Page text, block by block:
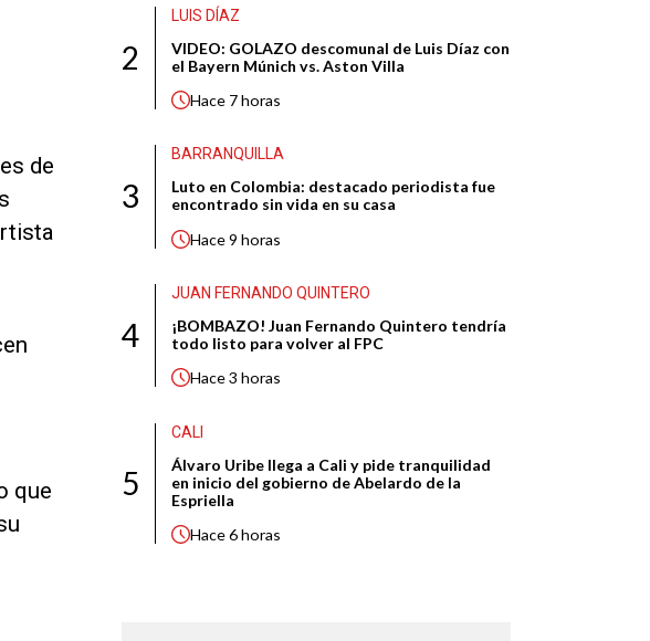
de
que
2
LUIS DÍAZ
VIDEO: GOLAZO descomunal de Luis Díaz con
el Bayern Múnich vs. Aston Villa
Hace 7 horas
3
BARRANQUILLA
Luto en Colombia: destacado periodista fue
encontrado sin vida en su casa
Hace9 horas
4
JUAN FERNANDO QUINTERO
¡BOMBAZO! Juan Fernando Quintero tendría
todo listo para volver al FPC
Hace3 horas
5
CALI
Álvaro Uribe llega a Cali y pide tranquilidad
en inicio del gobierno de Abelardo de la
Espriella
Hace6 horas